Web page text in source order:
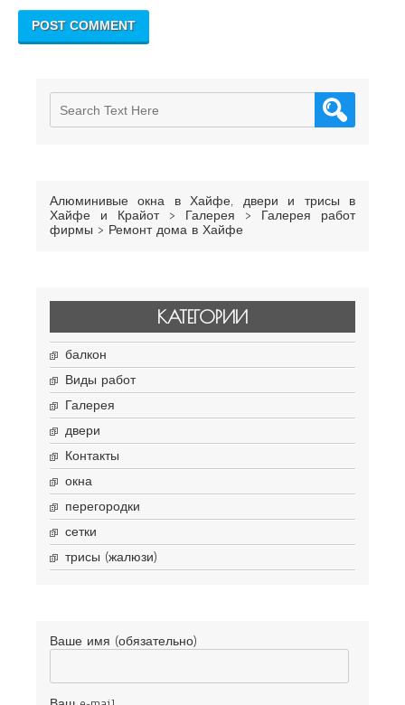
Алюминивые окна в Хайфе, двери и трисы в
Хайфе и Крайот> Галерея > Галерея работ
фирмы > Ремонт дома в Хайфе
КАТЕГОРИИ
балкон
Виды работ
Галерея
двери
Контакты
окна
перегородки
сетки
трисы (жалюзи)
Ваше имя (обязательно)